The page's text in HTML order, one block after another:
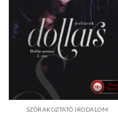
SZÓRAKOZTATÓ IRODALOM